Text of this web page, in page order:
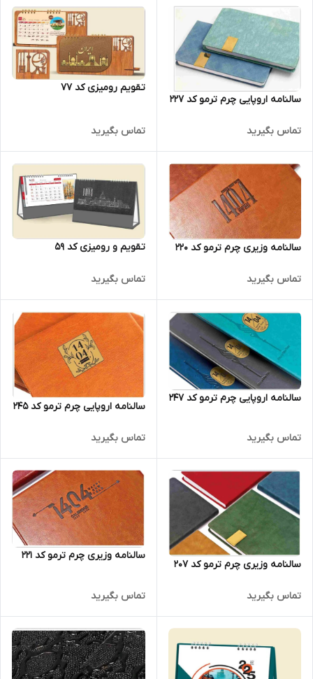
سالنامه اروپایی چرم ترمو کد 227
تماس بگیرید
تقویم رومیزی کد 77
تماس بگیرید
سالنامه وزیری چرم ترمو کد 220
تماس بگیرید
تقویم و رومیزی کد 59
تماس بگیرید
سالنامه اروپایی چرم ترمو کد 247
تماس بگیرید
سالنامه اروپایی چرم ترمو کد 245
تماس بگیرید
سالنامه وزیری چرم ترمو کد 207
تماس بگیرید
سالنامه وزیری چرم ترمو کد 221
تماس بگیرید